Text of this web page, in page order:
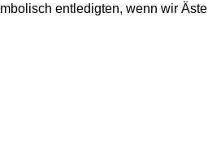
entledigten, wenn wir Äste